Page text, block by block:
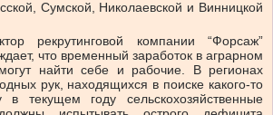
Сумской, Николаевской и Винницкой
рекрутинговой компании “Форсаж”
что временный заработок в аграрном
найти себе и рабочие. В регионах
рук, находящихся в поиске какого-то
в текущем году сельскохозяйственные